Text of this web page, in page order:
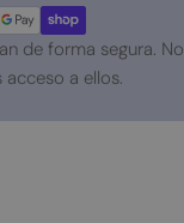
de forma segura.
a ellos.